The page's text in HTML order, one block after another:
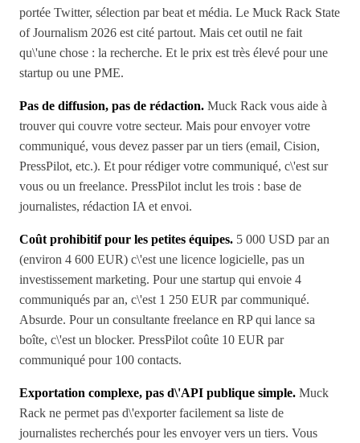
portée Twitter, sélection par beat et média. Le Muck Rack State
of Journalism 2026 est cité partout. Mais cet outil ne fait
qu\'une chose : la recherche. Et le prix est très élevé pour une
startup ou une PME.
Pas de diffusion, pas de rédaction. Muck Rack vous aide à
trouver qui couvre votre secteur. Mais pour envoyer votre
communiqué, vous devez passer par un tiers (email, Cision,
PressPilot, etc.). Et pour rédiger votre communiqué, c\'est sur
vous ou un freelance. PressPilot inclut les trois : base de
journalistes, rédaction IA et envoi.
Coût prohibitif pour les petites équipes. 5 000 USD par an
(environ 4 600 EUR) c\'est une licence logicielle, pas un
investissement marketing. Pour une startup qui envoie 4
communiqués par an, c\'est 1 250 EUR par communiqué.
Absurde. Pour un consultante freelance en RP qui lance sa
boîte, c\'est un blocker. PressPilot coûte 10 EUR par
communiqué pour 100 contacts.
Exportation complexe, pas d\'API publique simple. Muck
Rack ne permet pas d\'exporter facilement sa liste de
journalistes recherchés pour les envoyer vers un tiers. Vous